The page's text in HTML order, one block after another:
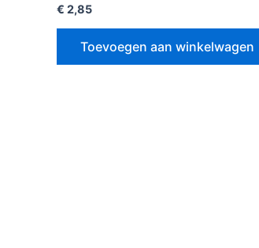
Gewaardeerd
0
uit
€ 2,85
Toevoegen aan winkelwagen